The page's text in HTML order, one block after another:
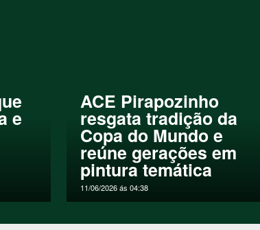
e
ACE Pirapozinho
resgata tradição da
Copa do Mundo e
reúne gerações em
pintura temática
11/06/2026 ás 04:38